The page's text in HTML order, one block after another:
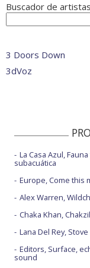
Buscador de
3 Doors Down
3dVoz
La Casa Azul,
subacuática
Europe, Come this
Alex Warren,
Chaka Khan,
Lana Del Rey, Stove
Editors, Surface,
sound